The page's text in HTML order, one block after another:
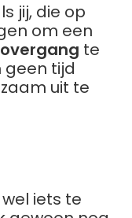
jij, die op
om een
te
geen tijd
uit te
iets te